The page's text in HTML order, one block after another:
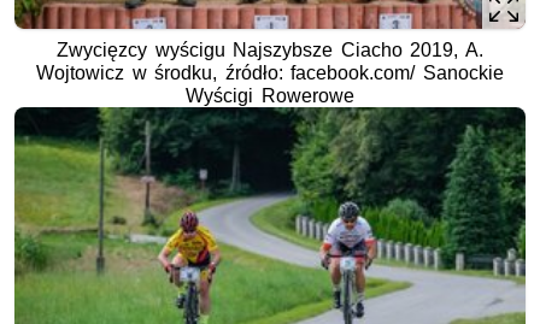
Zwycięzcy wyścigu Najszybsze Ciacho 2019, A.
Wojtowicz w środku, źródło: facebook.com/ Sanockie
Wyścigi Rowerowe